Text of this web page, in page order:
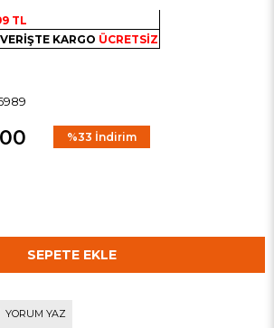
TL
KARGO ÜCRETSİZ
%33 İndirim
YORUM YAZ